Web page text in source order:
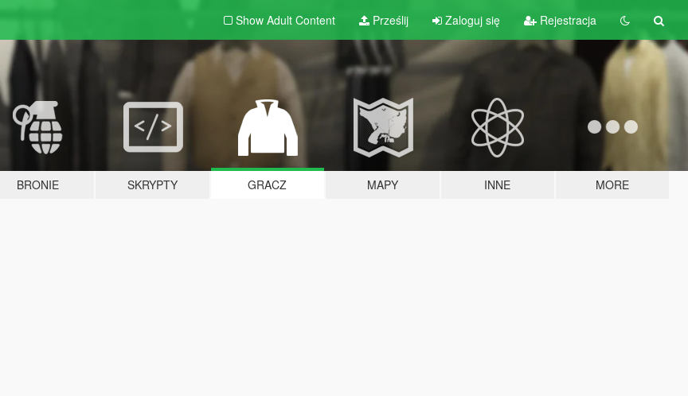
Show Adult Content Prześlij Zaloguj się Rejestracja
BRONIE SKRYPTY GRACZ MAPY INNE MORE